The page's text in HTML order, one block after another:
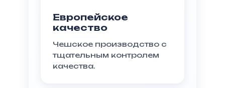
Европейское
качество
Чешское производство с
тщательным контролем
качества.